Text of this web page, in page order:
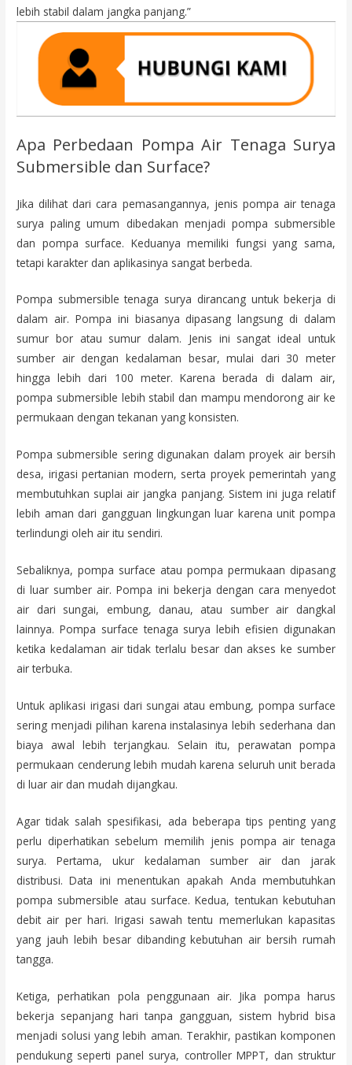
lebih stabil dalam jangka panjang.”
Apa Perbedaan Pompa Air Tenaga Surya
Submersible dan Surface?
Jika dilihat dari cara pemasangannya, jenis pompa air tenaga
surya paling umum dibedakan menjadi pompa submersible
dan pompa surface. Keduanya memiliki fungsi yang sama,
tetapi karakter dan aplikasinya sangat berbeda.
Pompa submersible tenaga surya dirancang untuk bekerja di
dalam air. Pompa ini biasanya dipasang langsung di dalam
sumur bor atau sumur dalam. Jenis ini sangat ideal untuk
sumber air dengan kedalaman besar, mulai dari 30 meter
hingga lebih dari 100 meter. Karena berada di dalam air,
pompa submersible lebih stabil dan mampu mendorong air ke
permukaan dengan tekanan yang konsisten.
Pompa submersible sering digunakan dalam proyek air bersih
desa, irigasi pertanian modern, serta proyek pemerintah yang
membutuhkan suplai air jangka panjang. Sistem ini juga relatif
lebih aman dari gangguan lingkungan luar karena unit pompa
terlindungi oleh air itu sendiri.
Sebaliknya, pompa surface atau pompa permukaan dipasang
di luar sumber air. Pompa ini bekerja dengan cara menyedot
air dari sungai, embung, danau, atau sumber air dangkal
lainnya. Pompa surface tenaga surya lebih efisien digunakan
ketika kedalaman air tidak terlalu besar dan akses ke sumber
air terbuka.
Untuk aplikasi irigasi dari sungai atau embung, pompa surface
sering menjadi pilihan karena instalasinya lebih sederhana dan
biaya awal lebih terjangkau. Selain itu, perawatan pompa
permukaan cenderung lebih mudah karena seluruh unit berada
di luar air dan mudah dijangkau.
Agar tidak salah spesifikasi, ada beberapa tips penting yang
perlu diperhatikan sebelum memilih jenis pompa air tenaga
surya. Pertama, ukur kedalaman sumber air dan jarak
distribusi. Data ini menentukan apakah Anda membutuhkan
pompa submersible atau surface. Kedua, tentukan kebutuhan
debit air per hari. Irigasi sawah tentu memerlukan kapasitas
yang jauh lebih besar dibanding kebutuhan air bersih rumah
tangga.
Ketiga, perhatikan pola penggunaan air. Jika pompa harus
bekerja sepanjang hari tanpa gangguan, sistem hybrid bisa
menjadi solusi yang lebih aman. Terakhir, pastikan komponen
pendukung seperti panel surya, controller MPPT, dan struktur